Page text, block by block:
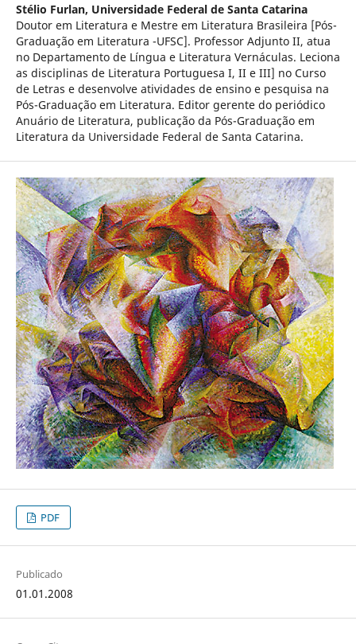
Stélio Furlan, Universidade Federal de Santa Catarina
Doutor em Literatura e Mestre em Literatura Brasileira [Pós-
Graduação em Literatura -UFSC]. Professor Adjunto II, atua
no Departamento de Língua e Literatura Vernáculas. Leciona
as disciplinas de Literatura Portuguesa I, II e III] no Curso
de Letras e desenvolve atividades de ensino e pesquisa na
Pós-Graduação em Literatura. Editor gerente do periódico
Anuário de Literatura, publicação da Pós-Graduação em
Literatura da Universidade Federal de Santa Catarina.
PDF
Publicado
01.01.2008